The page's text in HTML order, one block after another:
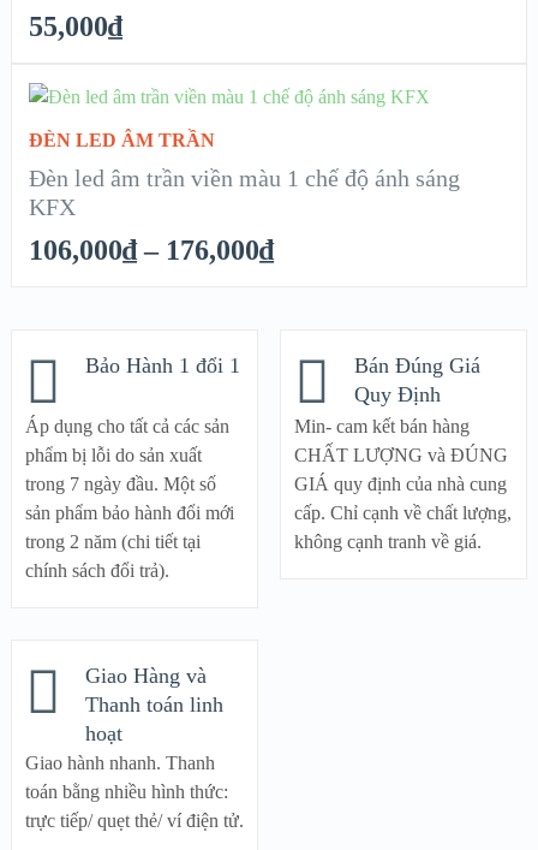
55,000₫
XEM NHANH
SELECT OPTIONS
ĐÈN LED ÂM TRẦN
Đèn led âm trần viền màu 1 chế độ ánh sáng
KFX
106,000₫ – 176,000₫
Bảo Hành 1 đổi 1
Áp dụng cho tất cả các sản
phẩm bị lỗi do sản xuất
trong 7 ngày đầu. Một số
sản phẩm bảo hành đổi mới
trong 2 năm (chi tiết tại
chính sách đổi trả).
Bán Đúng Giá
Quy Định
Min- cam kết bán hàng
CHẤT LƯỢNG và ĐÚNG
GIÁ quy định của nhà cung
cấp. Chỉ cạnh về chất lượng,
không cạnh tranh về giá.
Giao Hàng và
Thanh toán linh
hoạt
Giao hành nhanh. Thanh
toán bằng nhiều hình thức:
trực tiếp/ quẹt thẻ/ ví điện tử.